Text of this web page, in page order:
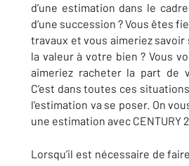
d’une estimation dans le
d’une succession ? Vous êtes
travaux et vous aimeriez savoir
la valeur à votre bien ? Vous
aimeriez racheter la part de
C’est dans toutes ces
l’estimation va se poser. On
une estimation avec CENTURY
Lorsqu’il est nécessaire de